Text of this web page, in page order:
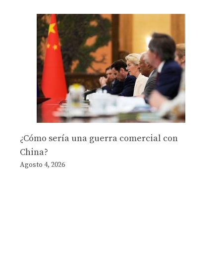
¿Cómo sería una guerra comercial con
China?
Agosto 4, 2026